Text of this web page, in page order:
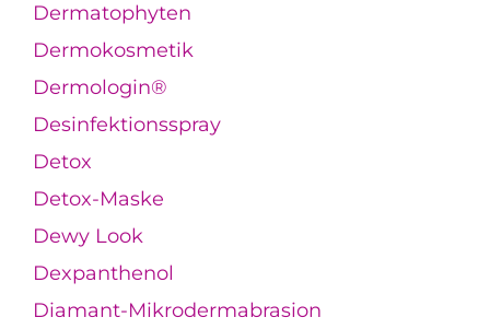
Dermatophyten
Dermokosmetik
Dermologin®
Desinfektionsspray
Detox
Detox-Maske
Dewy Look
Dexpanthenol
Diamant-Mikrodermabrasion